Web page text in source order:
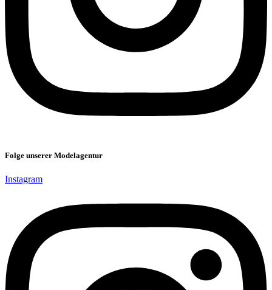
Folge unserer Modelagentur
Instagram